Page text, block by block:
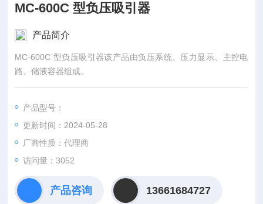
MC-600C 型负压吸引器
产品简介
MC-600C 型负压吸引器该产品由负压系统、压力显示、主控电
路、储液容器组成。
产品型号：
更新时间：2024-05-28
厂商性质：代理商
访问量：3052
产品咨询 13661684727